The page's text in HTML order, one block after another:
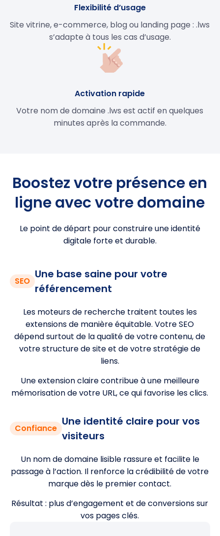
Flexibilité d’usage
Site vitrine, e-commerce, blog ou landing page : .lws
s’adapte à tous les cas d’usage.
Activation rapide
Votre nom de domaine .lws est actif en quelques
minutes après la commande.
Boostez votre présence en
ligne avec votre domaine
Le point de départ pour construire une identité
digitale forte et durable.
SEO
Une base saine pour votre
référencement
Les moteurs de recherche traitent toutes les
extensions de manière équitable. Votre SEO
dépend surtout de la qualité de votre contenu, de
votre structure de site et de votre stratégie de
liens.
Une extension claire contribue à une meilleure
mémorisation de votre URL, ce qui favorise les clics.
Confiance
Une identité claire pour vos
visiteurs
Un nom de domaine lisible rassure et facilite le
passage à l’action. Il renforce la crédibilité de votre
marque dès le premier contact.
Résultat : plus d’engagement et de conversions sur
vos pages clés.